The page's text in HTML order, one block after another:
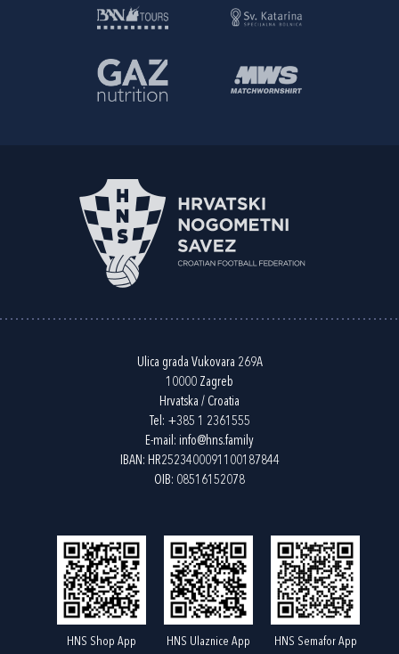
Ulica grada Vukovara 269A
10000 Zagreb
Hrvatska / Croatia
Tel: +385 1 2361555
E-mail: info@hns.family
IBAN: HR2523400091100187844
OIB: 08516152078
HNS Shop App HNS Ulaznice App HNS Semafor App